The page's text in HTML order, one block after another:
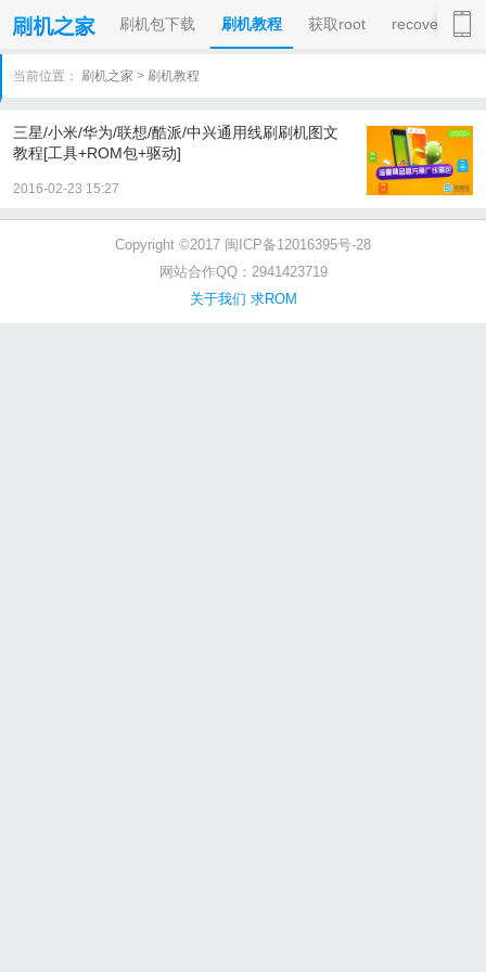
刷机包下载 刷机教程 获取root recovery
当前位置： 刷机之家 > 刷机教程
三星/小米/华为/联想/酷派/中兴通用线刷刷机图文
教程[工具+ROM包+驱动]
2016-02-23 15:27
Copyright ©2017 闽ICP备12016395号-28
网站合作QQ：2941423719
关于我们 求ROM